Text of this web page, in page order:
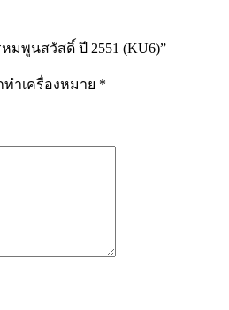
พูนสวัสดิ์ ปี 2551 (KU6)”
ำเครื่องหมาย *